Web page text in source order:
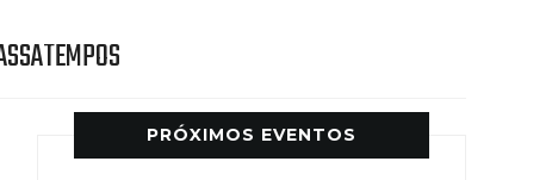
PRÓXIMOS EVENTOS